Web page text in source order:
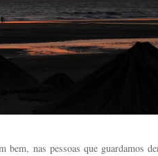
nas pessoas que guardamos